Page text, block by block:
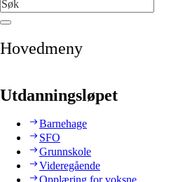
Hovedmeny
Utdanningsløpet
Barnehage
SFO
Grunnskole
Videregående
Opplæring for voksne